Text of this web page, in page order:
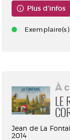
Plus d'infos
À
LE
Jean de La
2014